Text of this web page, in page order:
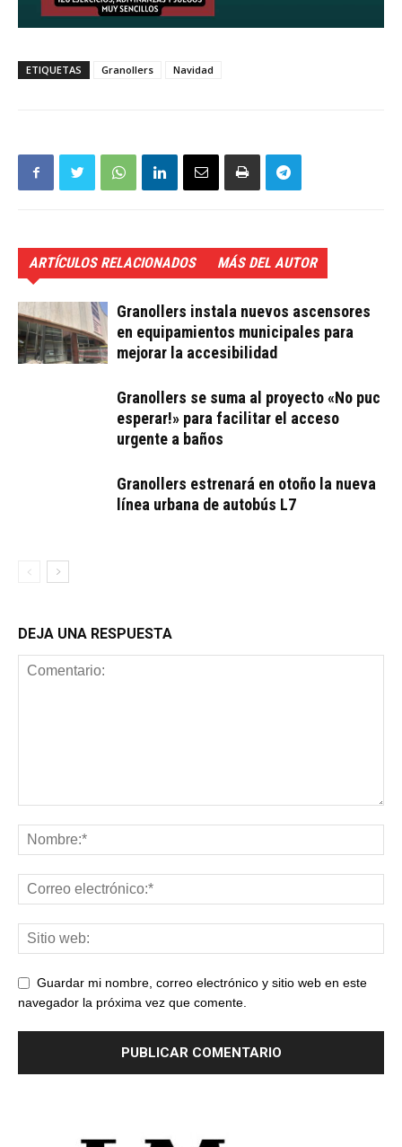
ETIQUETAS Granollers Navidad
ARTÍCULOS RELACIONADOS MÁS DEL AUTOR
Granollers instala nuevos ascensores
en equipamientos municipales para
mejorar la accesibilidad
Granollers se suma al proyecto «No puc
esperar!» para facilitar el acceso
urgente a baños
Granollers estrenará en otoño la nueva
línea urbana de autobús L7
DEJA UNA RESPUESTA
Guardar mi nombre, correo electrónico y sitio web en este
navegador la próxima vez que comente.